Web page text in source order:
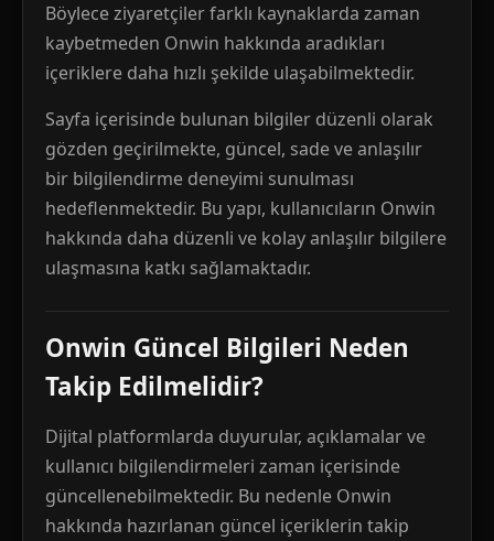
Böylece ziyaretçiler farklı kaynaklarda zaman
kaybetmeden Onwin hakkında aradıkları
içeriklere daha hızlı şekilde ulaşabilmektedir.
Sayfa içerisinde bulunan bilgiler düzenli olarak
gözden geçirilmekte, güncel, sade ve anlaşılır
bir bilgilendirme deneyimi sunulması
hedeflenmektedir. Bu yapı, kullanıcıların Onwin
hakkında daha düzenli ve kolay anlaşılır bilgilere
ulaşmasına katkı sağlamaktadır.
Onwin Güncel Bilgileri Neden
Takip Edilmelidir?
Dijital platformlarda duyurular, açıklamalar ve
kullanıcı bilgilendirmeleri zaman içerisinde
güncellenebilmektedir. Bu nedenle Onwin
hakkında hazırlanan güncel içeriklerin takip